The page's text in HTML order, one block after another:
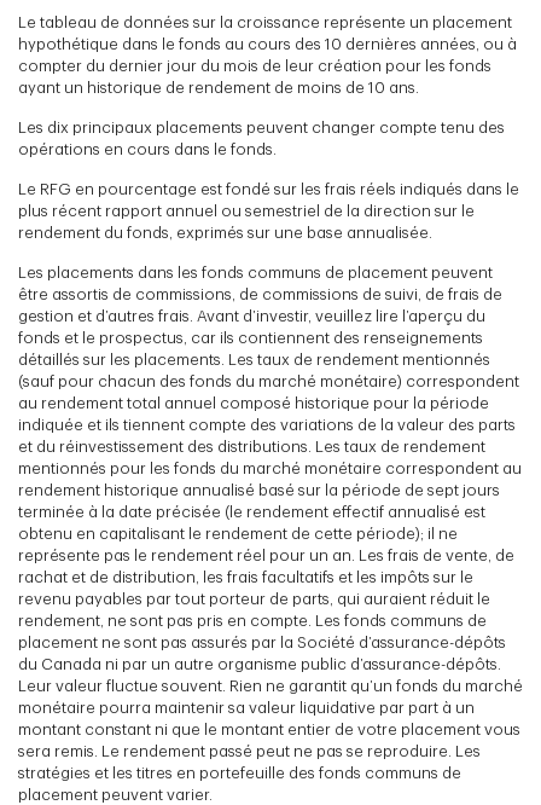
Le tableau de données sur la croissance représente un placement
hypothétique dans le fonds au cours des 10 dernières années, ou à
compter du dernier jour du mois de leur création pour les fonds
ayant un historique de rendement de moins de 10 ans.
Les dix principaux placements peuvent changer compte tenu des
opérations en cours dans le fonds.
Le RFG en pourcentage est fondé sur les frais réels indiqués dans le
plus récent rapport annuel ou semestriel de la direction sur le
rendement du fonds, exprimés sur une base annualisée.
Les placements dans les fonds communs de placement peuvent
être assortis de commissions, de commissions de suivi, de frais de
gestion et d’autres frais. Avant d’investir, veuillez lire l’aperçu du
fonds et le prospectus, car ils contiennent des renseignements
détaillés sur les placements. Les taux de rendement mentionnés
(sauf pour chacun des fonds du marché monétaire) correspondent
au rendement total annuel composé historique pour la période
indiquée et ils tiennent compte des variations de la valeur des parts
et du réinvestissement des distributions. Les taux de rendement
mentionnés pour les fonds du marché monétaire correspondent au
rendement historique annualisé basé sur la période de sept jours
terminée à la date précisée (le rendement effectif annualisé est
obtenu en capitalisant le rendement de cette période); il ne
représente pas le rendement réel pour un an. Les frais de vente, de
rachat et de distribution, les frais facultatifs et les impôts sur le
revenu payables par tout porteur de parts, qui auraient réduit le
rendement, ne sont pas pris en compte. Les fonds communs de
placement ne sont pas assurés par la Société d’assurance-dépôts
du Canada ni par un autre organisme public d’assurance-dépôts.
Leur valeur fluctue souvent. Rien ne garantit qu’un fonds du marché
monétaire pourra maintenir sa valeur liquidative par part à un
montant constant ni que le montant entier de votre placement vous
sera remis. Le rendement passé peut ne pas se reproduire. Les
stratégies et les titres en portefeuille des fonds communs de
placement peuvent varier.